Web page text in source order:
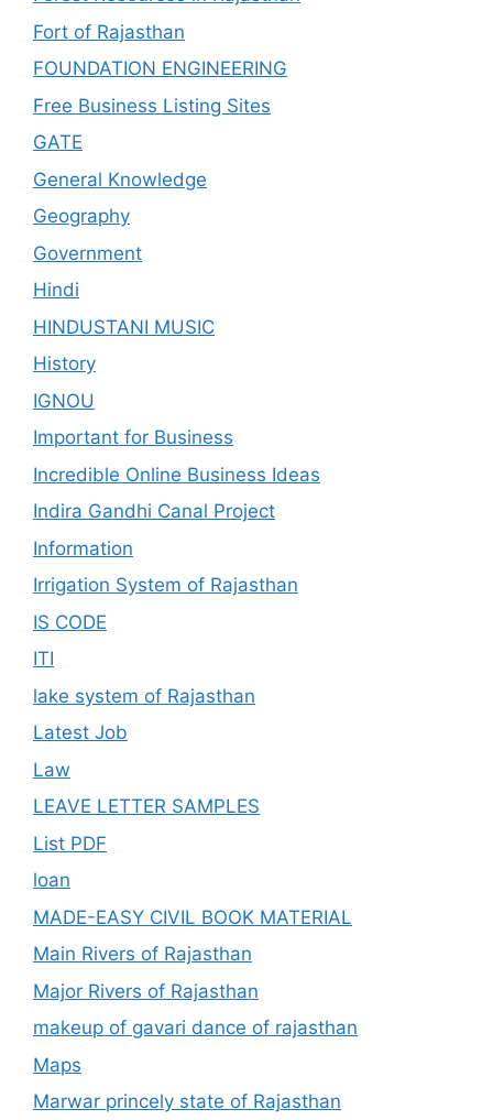
Fort of Rajasthan
FOUNDATION ENGINEERING
Free Business Listing Sites
GATE
General Knowledge
Geography
Government
Hindi
HINDUSTANI MUSIC
History
IGNOU
Important for Business
Incredible Online Business Ideas
Indira Gandhi Canal Project
Information
Irrigation System of Rajasthan
IS CODE
ITI
lake system of Rajasthan
Latest Job
Law
LEAVE LETTER SAMPLES
List PDF
loan
MADE-EASY CIVIL BOOK MATERIAL
Main Rivers of Rajasthan
Major Rivers of Rajasthan
makeup of gavari dance of rajasthan
Maps
Marwar princely state of Rajasthan